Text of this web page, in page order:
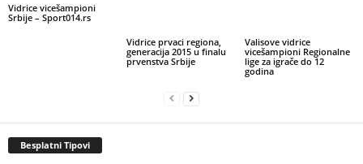
Vidrice vicešampioni
Srbije – Sport014.rs
Vidrice prvaci regiona,
generacija 2015 u finalu
prvenstva Srbije
Valisove vidrice
vicešampioni Regionalne
lige za igrače do 12
godina
Besplatni Tipovi